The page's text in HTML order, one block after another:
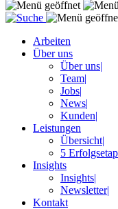
Arbeiten
Über uns
Über uns|
Team|
Jobs|
News|
Kunden|
Leistungen
Übersicht|
5
Insights
Insights|
Newsletter|
Kontakt